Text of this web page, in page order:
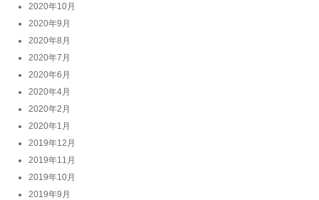
2020年10月
2020年9月
2020年8月
2020年7月
2020年6月
2020年4月
2020年2月
2020年1月
2019年12月
2019年11月
2019年10月
2019年9月